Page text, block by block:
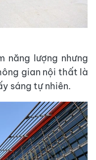
lượng nhưng
gian nội thất là
sáng tự nhiên.